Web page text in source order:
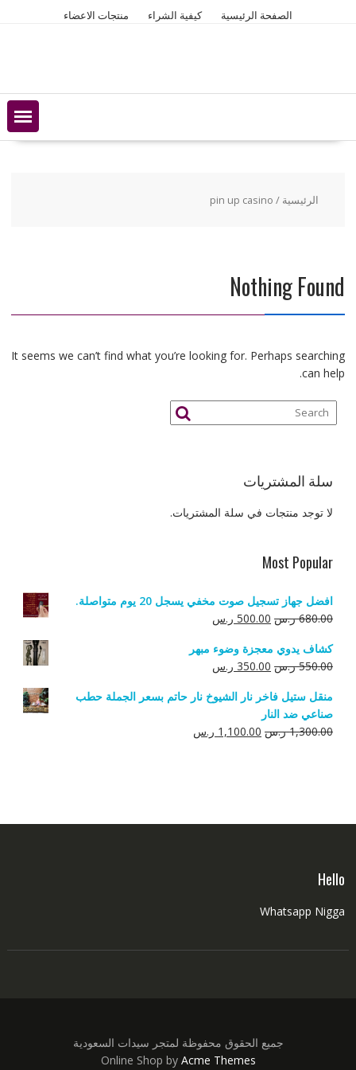
الصفحة الرئيسية كيفية الشراء منتجات الاعضاء
الرئيسية / pin up casino
Nothing Found
It seems we can’t find what you’re looking for. Perhaps searching
can help.
سلة المشتريات
لا توجد منتجات في سلة المشتريات.
Most Popular
افضل جهاز تسجيل صوت مخفي يسجل 20 يوم متواصلة.
680.00 ر.س السعر
هو:
680.00 ر.س.
500.00 ر.سالسعر
هو:
500.00 ر.س.
كشاف يدوي معجزة وضوء مبهر
550.00 ر.س السعر
هو:
550.00 ر.س.
350.00 ر.سالسعر
هو:
منقل ستيل فاخر نار الشيوخ نار حاتم بسعر الجملة حطب
صناعي ضد النار
1,300.00 ر.س السعر
1,100.00 ر.سالسعر
Hello
Whatsapp Nigga
جميع الحقوق محفوظة لمتجر سيدات السعودية
Online Shop by Acme Themes